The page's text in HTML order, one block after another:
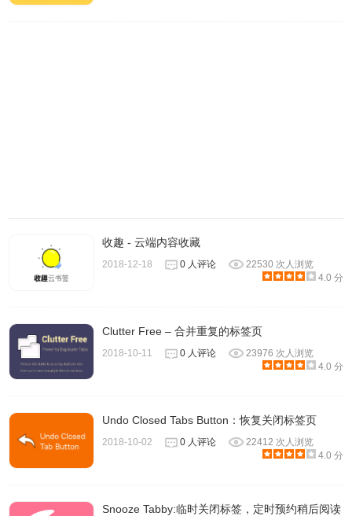
目前，共享标签页功能在Edge中无法使用，Chrome也不支
Tabs Aside插件开源地址
https://github.com/tim-we/tabs-aside
收趣 - 云端内容收藏
2018-12-18 0 人评论
22530 次人浏览
4.0 分
Clutter Free – 合并重复的标签页
2018-10-11 0 人评论
23976 次人浏览
4.0 分
Undo Closed Tabs Button：恢复关闭标签页
2018-10-02 0 人评论
22412 次人浏览
4.0 分
Snooze Tabby:临时关闭标签，定时预约稍后阅读